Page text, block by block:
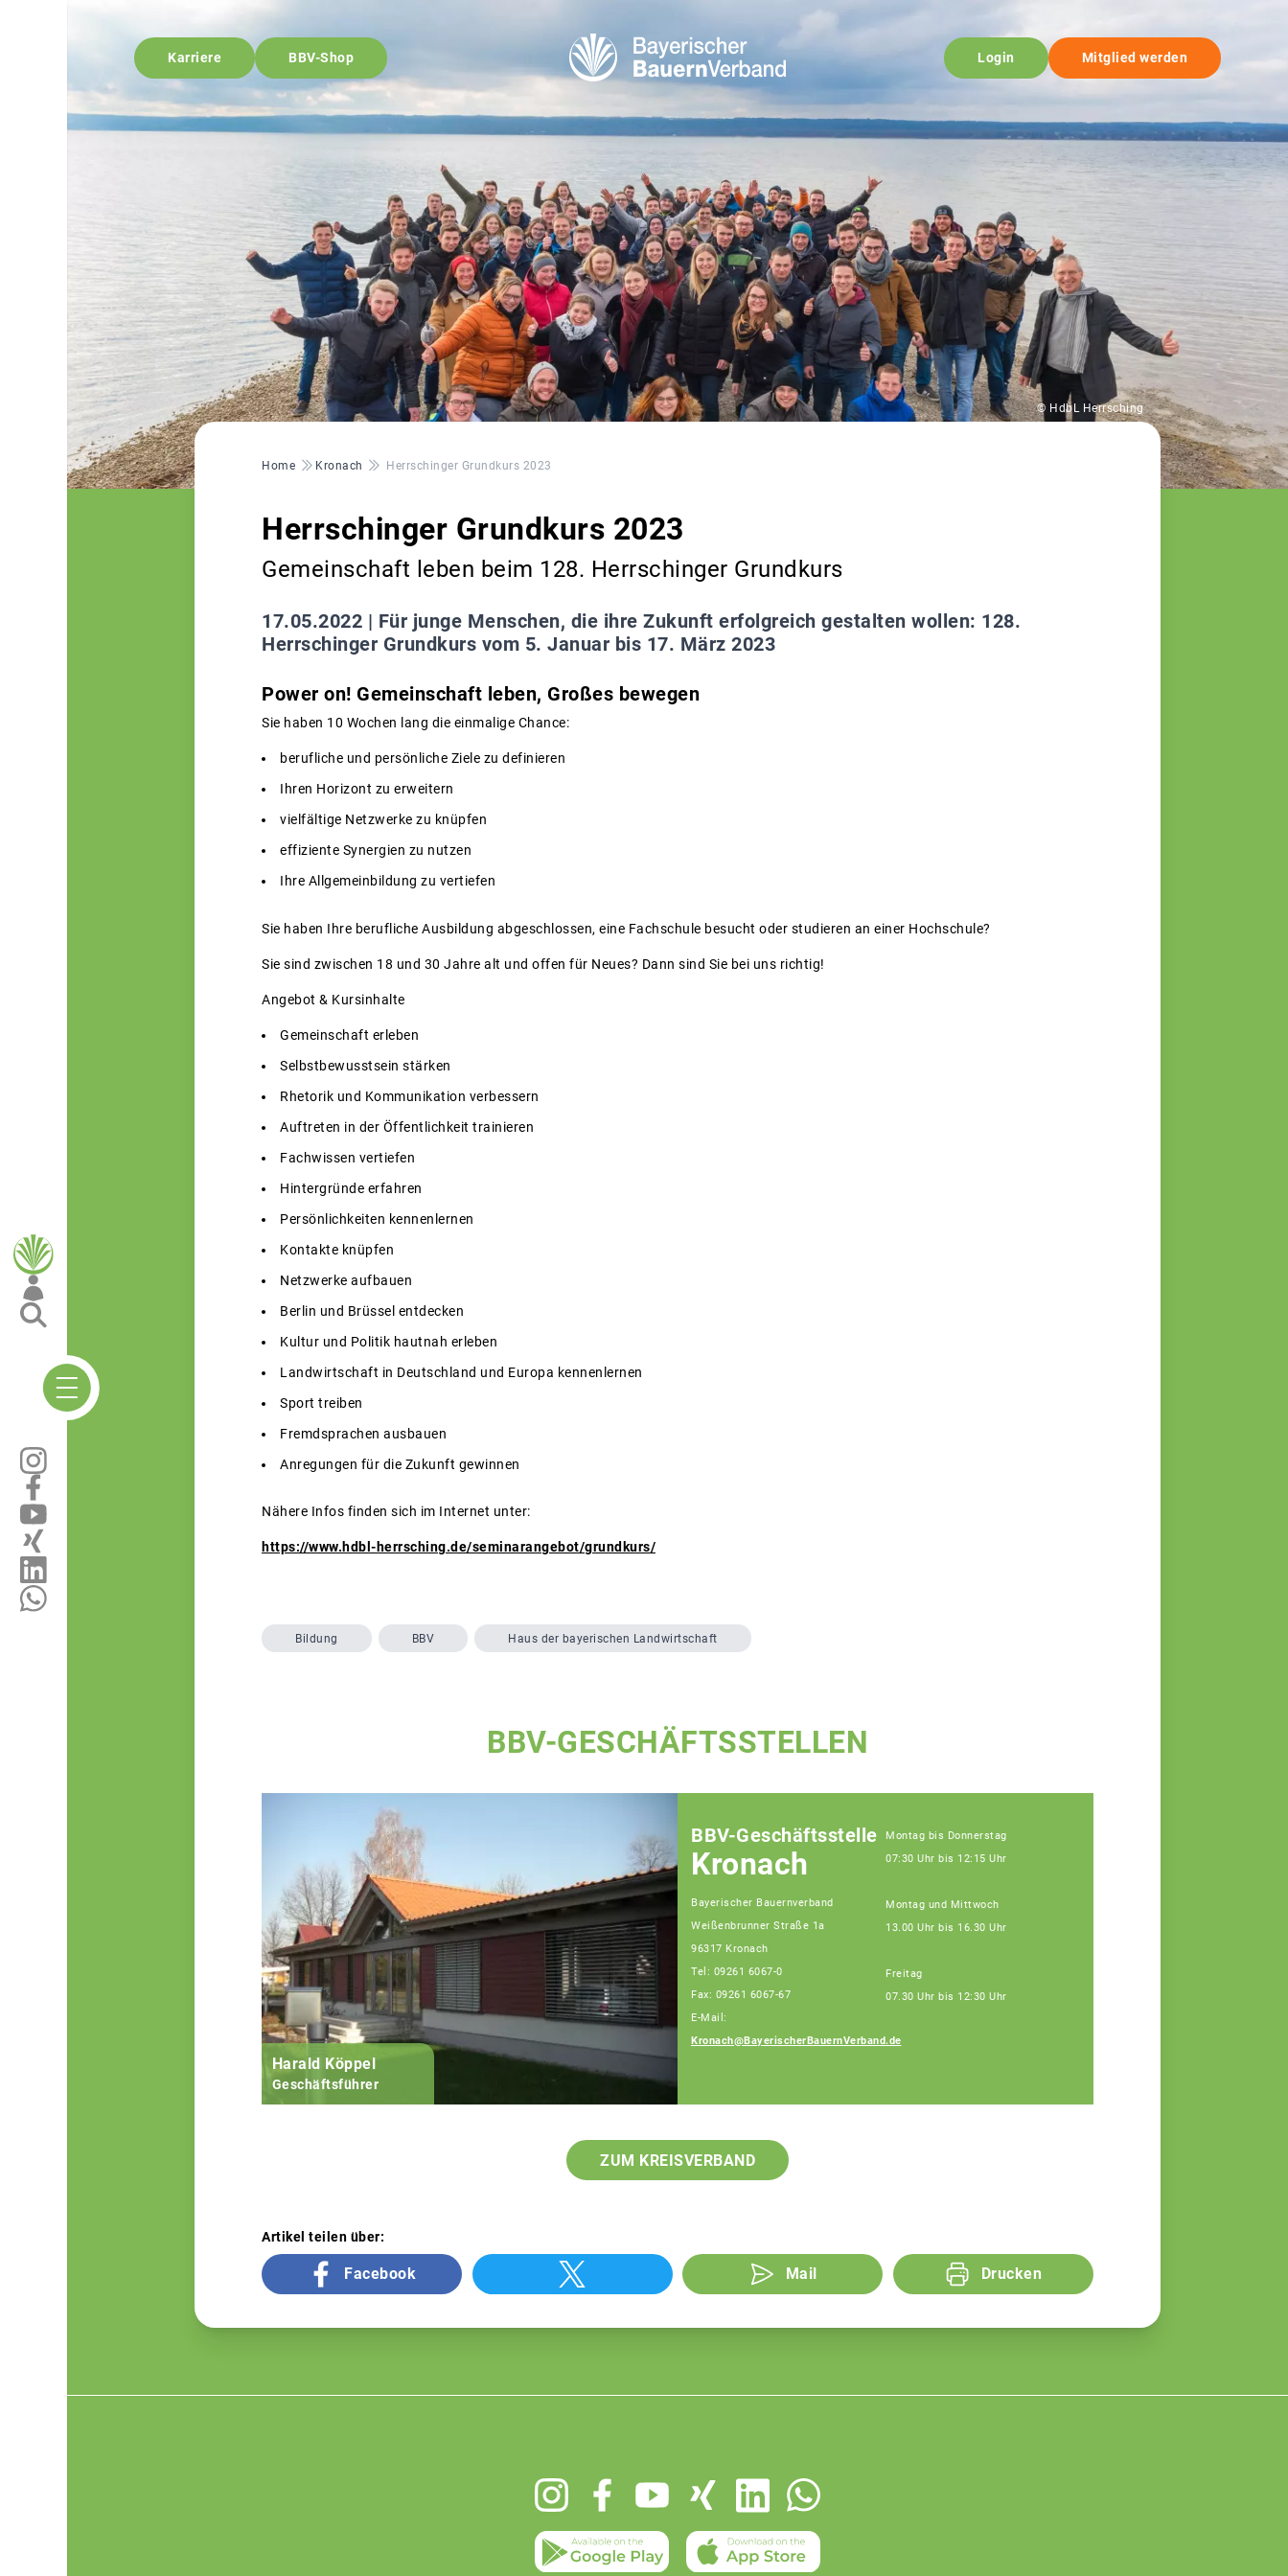
Karriere BBV-Shop Login Mitglied werden
© HdbL Herrsching
Pfadnavigation
Home Kronach Herrschinger Grundkurs 2023
Herrschinger Grundkurs 2023
Gemeinschaft leben beim 128. Herrschinger Grundkurs
17.05.2022 | Für junge Menschen, die ihre Zukunft erfolgreich gestalten wollen: 128.
Herrschinger Grundkurs vom 5. Januar bis 17. März 2023
Power on! Gemeinschaft leben, Großes bewegen
Sie haben 10 Wochen lang die einmalige Chance:
berufliche und persönliche Ziele zu definieren
Ihren Horizont zu erweitern
vielfältige Netzwerke zu knüpfen
effiziente Synergien zu nutzen
Ihre Allgemeinbildung zu vertiefen
Sie haben Ihre berufliche Ausbildung abgeschlossen, eine Fachschule besucht oder studieren an einer Hochschule?
Sie sind zwischen 18 und 30 Jahre alt und offen für Neues? Dann sind Sie bei uns richtig!
Angebot & Kursinhalte
Gemeinschaft erleben
Selbstbewusstsein stärken
Rhetorik und Kommunikation verbessern
Auftreten in der Öffentlichkeit trainieren
Fachwissen vertiefen
Hintergründe erfahren
Persönlichkeiten kennenlernen
Kontakte knüpfen
Netzwerke aufbauen
Berlin und Brüssel entdecken
Kultur und Politik hautnah erleben
Landwirtschaft in Deutschland und Europa kennenlernen
Sport treiben
Fremdsprachen ausbauen
Anregungen für die Zukunft gewinnen
Nähere Infos finden sich im Internet unter:
https://www.hdbl-herrsching.de/seminarangebot/grundkurs/
Bildung BBV Haus der bayerischen Landwirtschaft
BBV-GESCHÄFTSSTELLEN
Harald Köppel
Geschäftsführer
BBV-Geschäftsstelle
Kronach
Bayerischer Bauernverband
Weißenbrunner Straße 1a
96317 Kronach
Tel: 09261 6067-0
Fax: 09261 6067-67
E-Mail:
Kronach@BayerischerBauernVerband.de
Montag bis Donnerstag
07:30 Uhr bis 12:15 Uhr
Montag und Mittwoch
13.00 Uhr bis 16.30 Uhr
Freitag
07.30 Uhr bis 12:30 Uhr
ZUM KREISVERBAND
Artikel teilen über:
Facebook Mail Drucken